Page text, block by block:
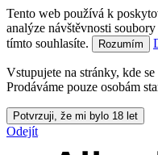
Tento web používá k
analýze návštěvnosti
tímto souhlasíte.
Rozumím
Vstupujete na stránky, kde
Prodáváme pouze osobám
Potvrzuji, že mi bylo 18 let
Odejít